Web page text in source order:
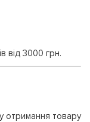
від 3000 грн.
отримання товару